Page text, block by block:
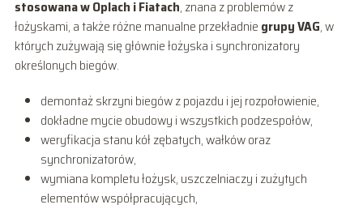
stosowana w Oplach i Fiatach, znana z problemów z
łożyskami, a także różne manualne przekładnie grupy VAG, w
których zużywają się głównie łożyska i synchronizatory
określonych biegów.
demontaż skrzyni biegów z pojazdu i jej rozpołowienie,
dokładne mycie obudowy i wszystkich podzespołów,
weryfikacja stanu kół zębatych, wałków oraz
synchronizatorów,
wymiana kompletu łożysk, uszczelniaczy i zużytych
elementów współpracujących,